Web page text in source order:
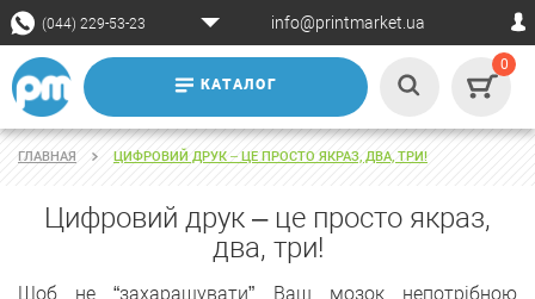
(044) 229-53-23 info@printmarket.ua
КАТАЛОГ
0
ГЛАВНАЯ ЦИФРОВИЙ ДРУК – ЦЕ ПРОСТО ЯКРАЗ, ДВА, ТРИ!
Цифровий друк – це просто якраз,
два, три!
Щоб не “захаращувати” Ваш мозок непотрібною